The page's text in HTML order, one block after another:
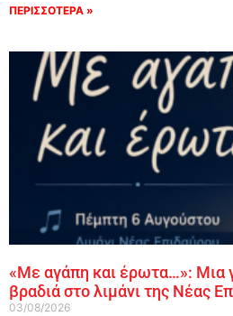
ΠΕΡΙΣΣΟΤΕΡΑ »
«Με αγάπη και έρωτα…»: Μια
βραδιά στο λιμάνι της Νέας
03/08/2026